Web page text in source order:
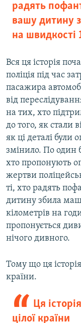
радять
вашу дитину
на швидкості
Вся ця історія
поліція під час
пасажира
від
на тих, хто
до того, як стали
як ці деталі були
змінило. По один
хто пропонують
жертви
ті, хто радять
дитину збила
кілометрів на
пропонується
нічого дивного.
Тому що ця
країни.
Ця
цілої країни